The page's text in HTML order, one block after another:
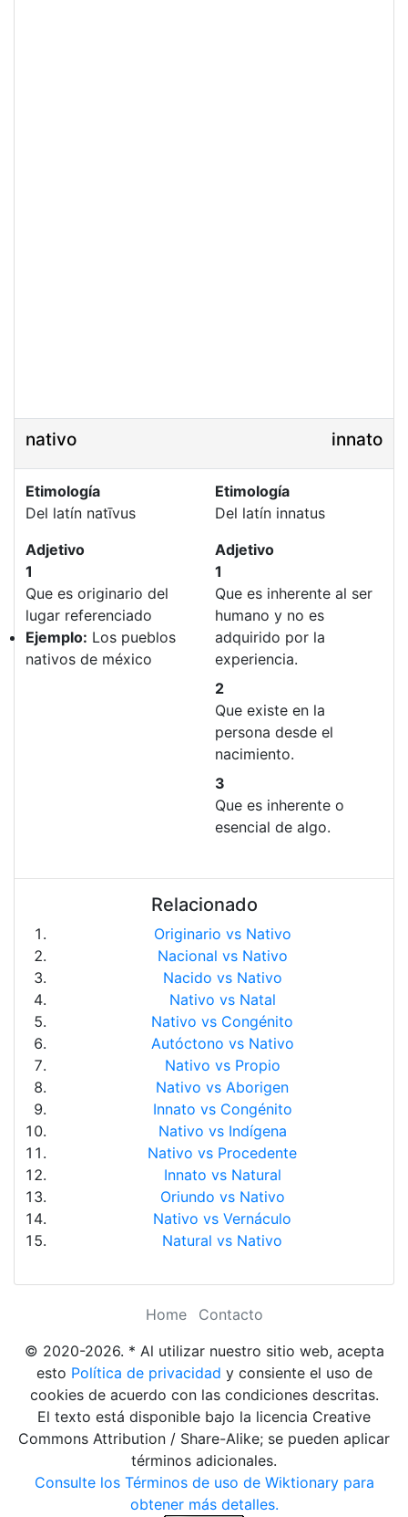
nativo innato
Etimología
Del latín natīvus
Adjetivo
1
Que es originario del
lugar referenciado
Ejemplo: Los pueblos
nativos de méxico
Etimología
Del latín innatus
Adjetivo
1
Que es inherente al ser
humano y no es
adquirido por la
experiencia.
2
Que existe en la
persona desde el
nacimiento.
3
Que es inherente o
esencial de algo.
Relacionado
Originario vs Nativo
Nacional vs Nativo
Nacido vs Nativo
Nativo vs Natal
Nativo vs Congénito
Autóctono vs Nativo
Nativo vs Propio
Nativo vs Aborigen
Innato vs Congénito
Nativo vs Indígena
Nativo vs Procedente
Innato vs Natural
Oriundo vs Nativo
Nativo vs Vernáculo
Natural vs Nativo
Home
Contacto
© 2020-2026. * Al utilizar nuestro sitio web, acepta
esto Política de privacidad y consiente el uso de
cookies de acuerdo con las condiciones descritas.
El texto está disponible bajo la licencia Creative
Commons Attribution / Share-Alike; se pueden aplicar
términos adicionales.
Consulte los Términos de uso de Wiktionary para
obtener más detalles.